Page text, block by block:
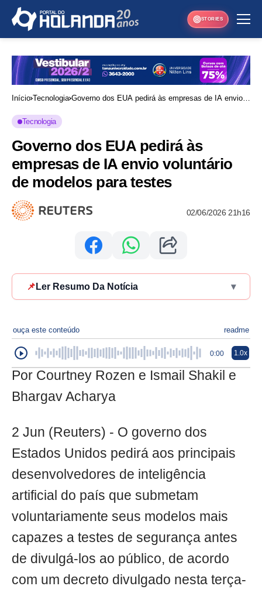
STORIES
Início Tecnologia Governo dos EUA pedirá às empresas de IA envio
Tecnologia
Governo dos EUA pedirá às
empresas de IA envio voluntário
de modelos para testes
02/06/2026 21h16
📌 Ler Resumo Da Notícia ▾
ouça este conteúdo readme
0:00 1.0x
Por Courtney Rozen e Ismail Shakil e
Bhargav Acharya
2 Jun (Reuters) - O governo dos
Estados Unidos pedirá aos principais
desenvolvedores de inteligência
artificial do país que submetam
voluntariamente seus modelos mais
capazes a testes de segurança antes
de divulgá-los ao público, de acordo
com um decreto divulgado nesta terça-